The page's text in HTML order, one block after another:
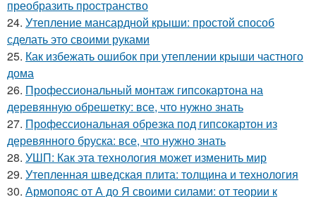
преобразить пространство
24. Утепление мансардной крыши: простой способ
сделать это своими руками
25. Как избежать ошибок при утеплении крыши частного
дома
26. Профессиональный монтаж гипсокартона на
деревянную обрешетку: все, что нужно знать
27. Профессиональная обрезка под гипсокартон из
деревянного бруска: все, что нужно знать
28. УШП: Как эта технология может изменить мир
29. Утепленная шведская плита: толщина и технология
30. Армопояс от А до Я своими силами: от теории к